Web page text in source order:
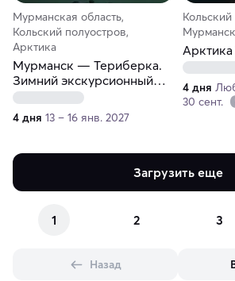
Мурманская область,
Кольский полуостров,
Арктика
Мурманск — Териберка.
Зимний экскурсионный
тур
4 дня 13 – 16 янв. 2027
Кольский
4 дня
30 сент.
Загрузить еще
1 2 3
Назад